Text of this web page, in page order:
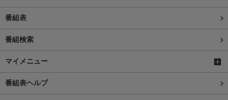
番組表
番組検索
マイメニュー
番組表ヘルプ